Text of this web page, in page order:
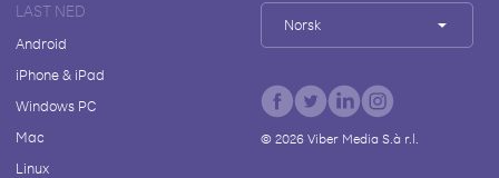
LAST NED
Android
iPhone & iPad
Windows PC
Mac
Linux
Norsk
© 2026Viber Media S.à r.l.